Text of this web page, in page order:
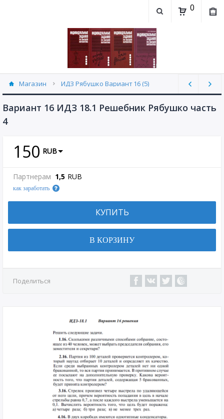
0
Магазин ИДЗ Рябушко Вариант 16 (5)
Вариант 16 ИДЗ 18.1 Решебник Рябушко часть
4
150 RUB
Партнерам 1,5 RUB
как заработать
КУПИТЬ
В КОРЗИНУ
Поделиться